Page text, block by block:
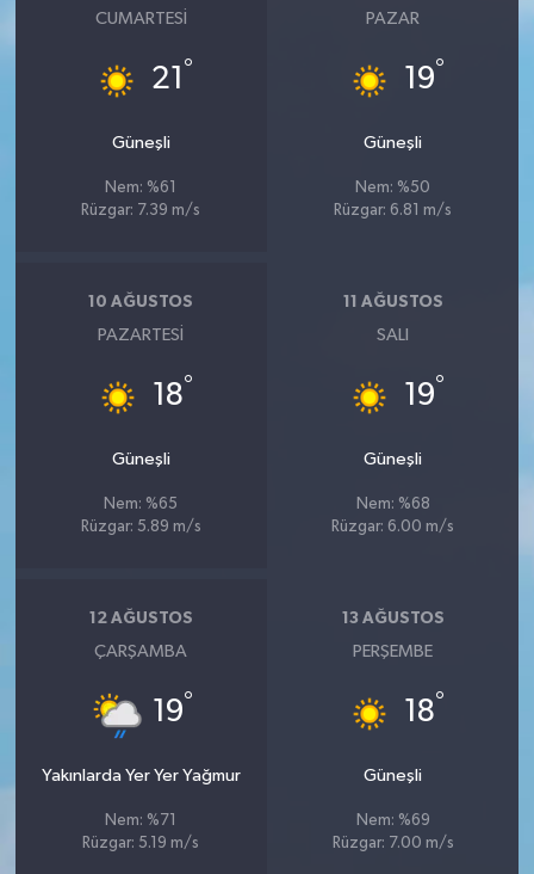
CUMARTESI
21 °
Güneşli
Nem: %61
Rüzgar: 7.39 m/s
PAZAR
19°
Güneşli
Nem: %50
Rüzgar: 6.81 m/s
10 AĞUSTOS
PAZARTESI
18°
Güneşli
Nem: %65
Rüzgar: 5.89 m/s
11 AĞUSTOS
SALI
19°
Güneşli
Nem: %68
Rüzgar: 6.00 m/s
12 AĞUSTOS
ÇARŞAMBA
19°
Yakınlarda Yer Yer Yağmur
Nem: %71
Rüzgar: 5.19 m/s
13 AĞUSTOS
PERŞEMBE
18°
Güneşli
Nem: %69
Rüzgar: 7.00 m/s